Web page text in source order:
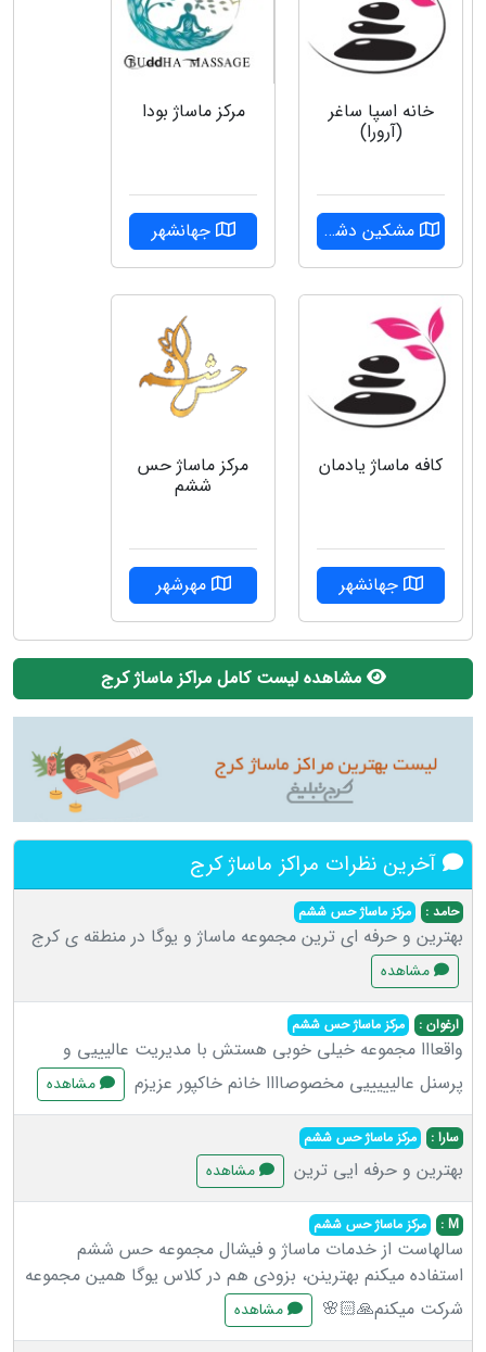
خانه اسپا ساغر
(آرورا)
مشکین دشت
مرکز ماساژ بودا
جهانشهر
کافه ماساژ یادمان
جهانشهر
مرکز ماساژ حس
ششم
مهرشهر
مشاهده لیست کامل مراکز ماساژ کرج
آخرین نظرات مراکز ماساژ کرج
حامد : مرکز ماساژ حس ششم
بهترین و حرفه ای ترین مجموعه ماساژ و یوگا در منطقه ی کرج
مشاهده
ارغوان : مرکز ماساژ حس ششم
واقعااا مجموعه خیلی خوبی هستش با مدیریت عالیییی و
پرسنل عالیییییی مخصوصاااا خانم خاکپور عزیزم
مشاهده
سارا : مرکز ماساژ حس ششم
بهترین و حرفه ایی ترین مشاهده
M : مرکز ماساژ حس ششم
سالهاست از خدمات ماساژ و فیشال مجموعه حس ششم
استفاده میکنم بهترینن، بزودی هم در کلاس یوگا همین مجموعه
شرکت میکنم🙏🏻🌸
مشاهده